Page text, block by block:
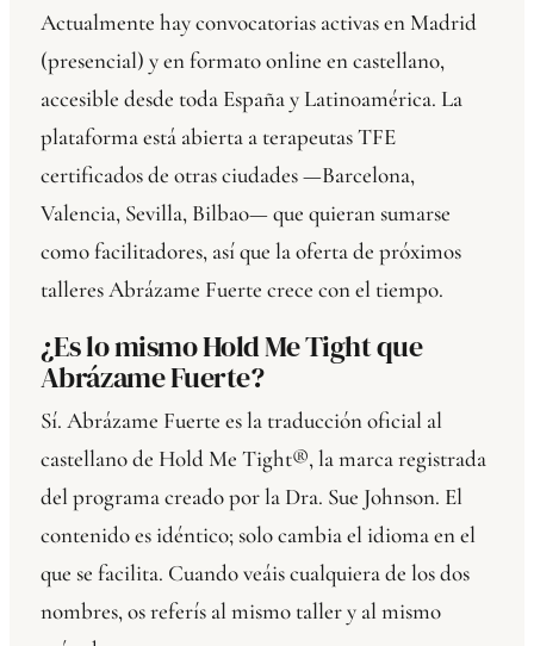
Actualmente hay convocatorias activas en Madrid
(presencial) y en formato online en castellano,
accesible desde toda España y Latinoamérica. La
plataforma está abierta a terapeutas TFE
certificados de otras ciudades —Barcelona,
Valencia, Sevilla, Bilbao— que quieran sumarse
como facilitadores, así que la oferta de próximos
talleres Abrázame Fuerte crece con el tiempo.
¿Es lo mismo Hold Me Tight que
Abrázame Fuerte?
Sí. Abrázame Fuerte es la traducción oficial al
castellano de Hold Me Tight®, la marca registrada
del programa creado por la Dra. Sue Johnson. El
contenido es idéntico; solo cambia el idioma en el
que se facilita. Cuando veáis cualquiera de los dos
nombres, os referís al mismo taller y al mismo